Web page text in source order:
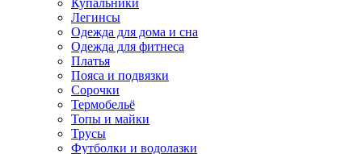
Купальники
Легинсы
Одежда для дома и сна
Одежда для фитнеса
Платья
Пояса и подвязки
Сорочки
Термобельё
Топы и майки
Трусы
Футболки и водолазки